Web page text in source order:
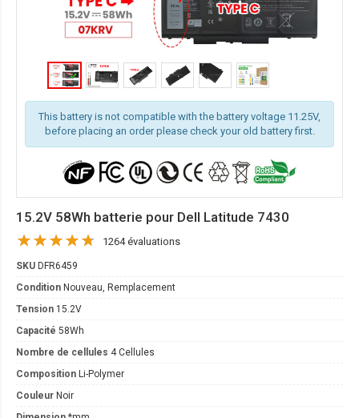
This battery is not compatible with the battery voltage 11.25V,
before placing an order please check your old battery first.
15.2V 58Wh batterie pour Dell Latitude 7430
1264 évaluations
SKU DFR6459
Condition Nouveau, Remplacement
Tension 15.2V
Capacité 58Wh
Nombre de cellules 4 Cellules
Composition Li-Polymer
Couleur Noir